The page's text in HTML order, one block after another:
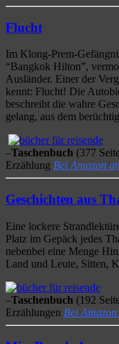
Flucht
Im Klong-Prem-
“Bangkok Hilton”,
Ausländer. Einer der
kennt: Flucht! Die
beschreibt die wahre
gelang, aus dem
–Taschenbuch (377
Erzählung Bei Amazon
Geschichten aus
Eine lockere
Platz im Gepäck jedes
nebenbei eine Menge
Land und Leute, Sitten,
–Taschenbuch (192
Erzählungen Bei Amazon